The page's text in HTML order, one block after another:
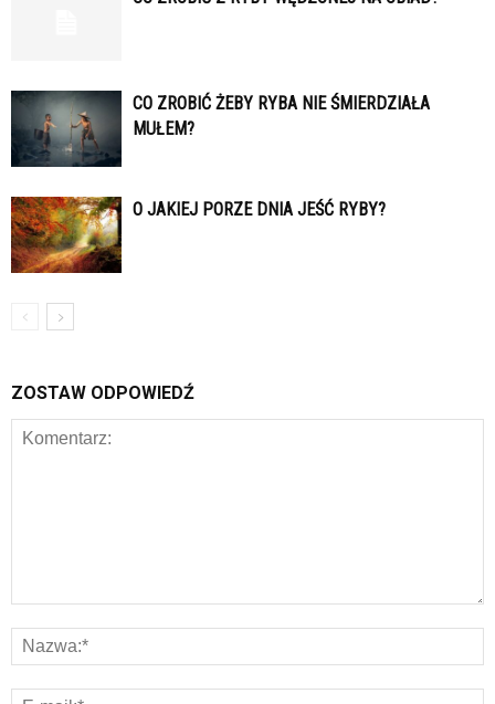
CO ZROBIĆ ŻEBY RYBA NIE ŚMIERDZIAŁA
MUŁEM?
O JAKIEJ PORZE DNIA JEŚĆ RYBY?
ZOSTAW ODPOWIEDŹ